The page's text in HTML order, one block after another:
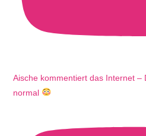
Aische kommentiert das Internet –
normal